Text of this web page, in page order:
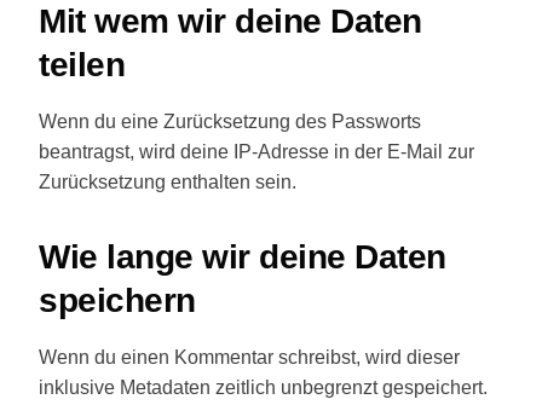
Mit wem wir deine Daten
teilen
Wenn du eine Zurücksetzung des Passworts
beantragst, wird deine IP-Adresse in der E-Mail zur
Zurücksetzung enthalten sein.
Wie lange wir deine Daten
speichern
Wenn du einen Kommentar schreibst, wird dieser
inklusive Metadaten zeitlich unbegrenzt gespeichert.